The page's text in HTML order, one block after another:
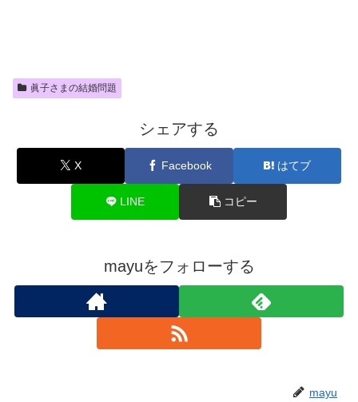
眞子さまの結婚問題
シェアする
X Facebook はてブ
LINE コピー
mayuをフォローする
mayu